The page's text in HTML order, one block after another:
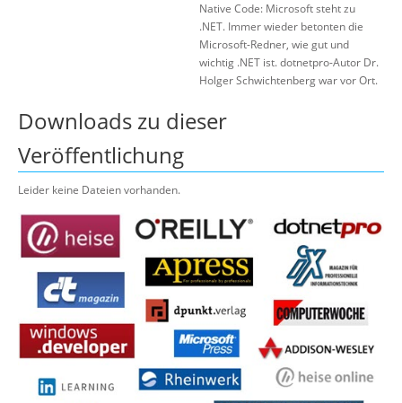
Native Code: Microsoft steht zu
.NET. Immer wieder betonten die
Microsoft-Redner, wie gut und
wichtig .NET ist. dotnetpro-Autor Dr.
Holger Schwichtenberg war vor Ort.
Downloads zu dieser
Veröffentlichung
Leider keine Dateien vorhanden.